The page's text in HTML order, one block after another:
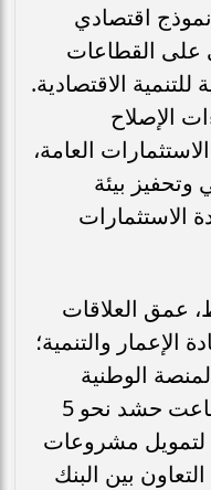
اقتصادي
على القطاعات
للتنمية الاقتصادية.
الإصلاح
العامة،
وتحفيز بيئة
الاستثمارات
عمق العلاقات
الإعمار والتنمية؛
الوطنية
لبرنامج «نُوفّي»، والتي استطاعت حشد نحو 5
لتمويل مشروعات
بين البنك